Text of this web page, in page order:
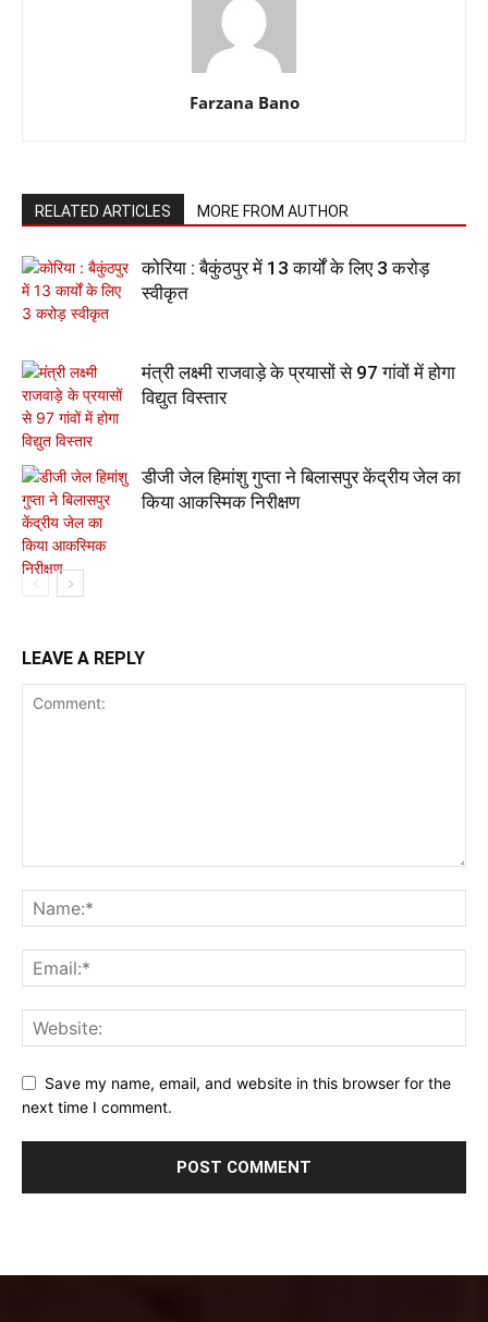
Farzana Bano
RELATED ARTICLES MORE FROM AUTHOR
कोरिया : बैकुंठपुर में 13 कार्यों के लिए 3 करोड़
स्वीकृत
मंत्री लक्ष्मी राजवाड़े के प्रयासों से 97 गांवों में होगा
विद्युत विस्तार
डीजी जेल हिमांशु गुप्ता ने बिलासपुर केंद्रीय जेल का
किया आकस्मिक निरीक्षण
LEAVE A REPLY
Save my name, email, and website in this browser for the
next time I comment.